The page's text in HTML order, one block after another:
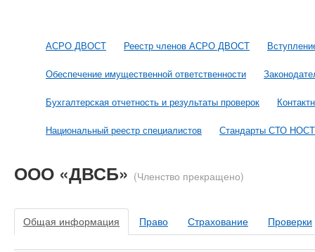
АСРО ДВОСТ Реестр членов АСРО ДВОСТ
Обеспечение имущественной ответственности
Бухгалтерская отчетность и результаты проверок
Национальный реестр специалистов Стандарты СТО
ООО «ДВСБ» (Членство прекращено)
Общая информация Право Страхование Проверки